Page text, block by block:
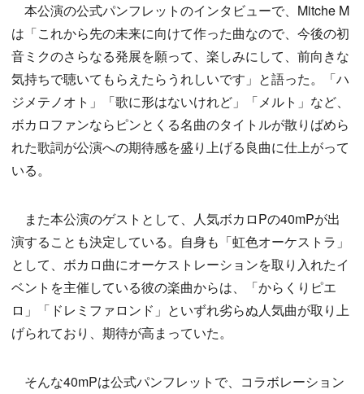
本公演の公式パンフレットのインタビューで、Mitche M
は「これから先の未来に向けて作った曲なので、今後の初
音ミクのさらなる発展を願って、楽しみにして、前向きな
気持ちで聴いてもらえたらうれしいです」と語った。「ハ
ジメテノオト」「歌に形はないけれど」「メルト」など、
ボカロファンならピンとくる名曲のタイトルが散りばめら
れた歌詞が公演への期待感を盛り上げる良曲に仕上がって
いる。
また本公演のゲストとして、人気ボカロPの40mPが出
演することも決定している。自身も「虹色オーケストラ」
として、ボカロ曲にオーケストレーションを取り入れたイ
ベントを主催している彼の楽曲からは、「からくりピエ
ロ」「ドレミファロンド」といずれ劣らぬ人気曲が取り上
げられており、期待が高まっていた。
そんな40mPは公式パンフレットで、コラボレーション